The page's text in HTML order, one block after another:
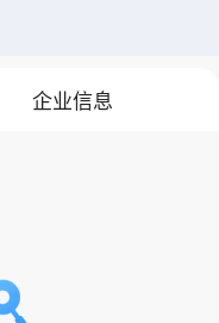
企业信息